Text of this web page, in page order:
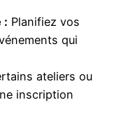
: Planifiez vos
qui
ateliers ou
inscription